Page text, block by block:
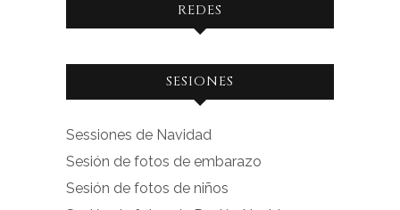
REDES
Ver
facebook.com
en
Facebook
Ver
instagram.com
en
Instagram
SESIONES
Sessiones de Navidad
Sesión de fotos de embarazo
Sesión de fotos de niños